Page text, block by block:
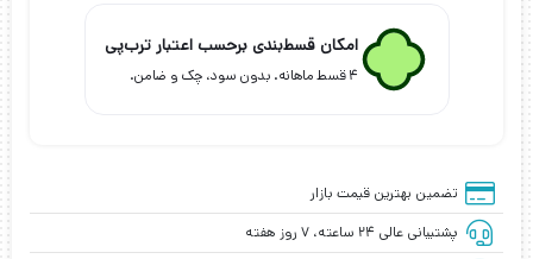
فصل
عدد
امکان قسط‌بندی برحسب اعتبار ترب‌پی
۴ قسط ماهانه. بدون سود، چک و ضامن.
تضمین بهترین قیمت بازار
پشتیبانی عالی ۲۴ ساعته، ۷ روز هفته